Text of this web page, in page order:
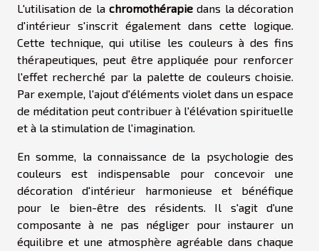
L'utilisation de la chromothérapie dans la décoration
d'intérieur s'inscrit également dans cette logique.
Cette technique, qui utilise les couleurs à des fins
thérapeutiques, peut être appliquée pour renforcer
l'effet recherché par la palette de couleurs choisie.
Par exemple, l'ajout d'éléments violet dans un espace
de méditation peut contribuer à l'élévation spirituelle
et à la stimulation de l'imagination.
En somme, la connaissance de la psychologie des
couleurs est indispensable pour concevoir une
décoration d'intérieur harmonieuse et bénéfique
pour le bien-être des résidents. Il s'agit d'une
composante à ne pas négliger pour instaurer un
équilibre et une atmosphère agréable dans chaque